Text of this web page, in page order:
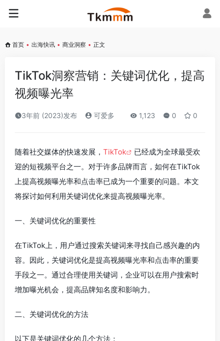
首页 • 出海快讯 • 商业洞察 • 正文
TikTok洞察营销：关键词优化，提高
视频曝光率
3年前 (2023)发布 可爱多 1,123 0 0
随着社交媒体的快速发展， TikTok
已经成为全球最受欢
迎的短视频平台之一。对于许多品牌而言，如何在TikTok
上提高视频曝光率和点击率已成为一个重要的问题。本文
将探讨如何利用关键词优化来提高视频曝光率。
一、关键词优化的重要性
在TikTok上，用户通过搜索关键词来寻找自己感兴趣的内
容。因此，关键词优化是提高视频曝光率和点击率的重要
手段之一。通过合理使用关键词，企业可以在用户搜索时
增加曝光机会，提高品牌知名度和影响力。
二、关键词优化的方法
以下是关键词优化的几个方法：